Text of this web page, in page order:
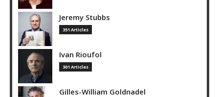
Jeremy Stubbs
351 Articles
Ivan Rioufol
301 Articles
Gilles-William Goldnadel